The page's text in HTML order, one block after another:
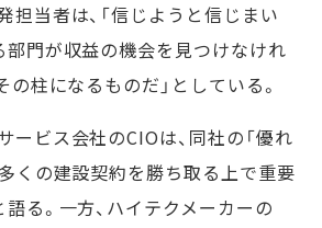
担当者は、「信じようと信じまい
部門が収益の機会を見つけなけれ
柱になるものだ」としている。
ビス会社のCIOは、同社の「優れ
くの建設契約を勝ち取る上で重要
る。一方、ハイテクメーカーの